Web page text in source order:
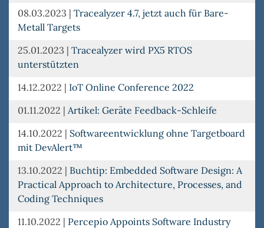
08.03.2023 | Tracealyzer 4.7, jetzt auch für Bare-
Metall Targets
25.01.2023 | Tracealyzer wird PX5 RTOS
unterstützten
14.12.2022 | IoT Online Conference 2022
01.11.2022 | Artikel: Geräte Feedback-Schleife
14.10.2022 | Softwareentwicklung ohne Targetboard
mit DevAlert™
13.10.2022 | Buchtip: Embedded Software Design: A
Practical Approach to Architecture, Processes, and
Coding Techniques
11.10.2022 | Percepio Appoints Software Industry